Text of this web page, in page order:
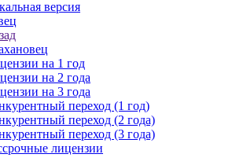
версия
на 1 год
на 2 года
на 3 года
переход (1 год)
переход (2 года)
переход (3 года)
лицензии